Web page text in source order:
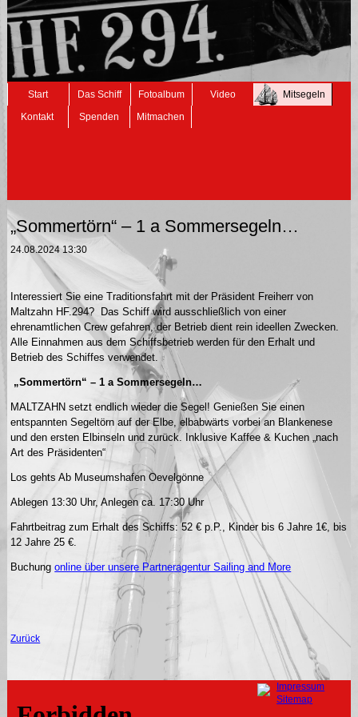
Navigation
überspringen
Start Das Schiff Fotoalbum Video
Mitsegeln
Kontakt
Spenden Mitmachen
„Sommertörn“ – 1 a Sommersegeln…
24.08.2024 13:30
Interessiert Sie eine Traditionsfahrt mit der Präsident Freiherr von
Maltzahn HF.294? Das Schiff wird ausschließlich von einer
ehrenamtlichen Crew gefahren, der Betrieb dient rein ideellen Zwecken.
Alle Einnahmen aus dem Schiffsbetrieb werden für den Erhalt und
Betrieb des Schiffes verwendet.
„Sommertörn“ – 1 a Sommersegeln…
MALTZAHN setzt endlich wieder die Segel! Genießen Sie einen
entspannten Segeltörn auf der Elbe, elbabwärts vorbei an Blankenese
und den ersten Elbinseln und zurück. Inklusive Kaffee & Kuchen „nach
Art des Präsidenten“
Los gehts Ab Museumshafen Oevelgönne
Ablegen 13:30 Uhr, Anlegen ca. 17:30 Uhr
Fahrtbeitrag zum Erhalt des Schiffs: 52 € p.P., Kinder bis 6 Jahre 1€, bis
12 Jahre 25 €.
Buchungonline über unsere Partneragentur Sailing and More
Zurück
Navigation
überspringen
Impressum
Sitemap